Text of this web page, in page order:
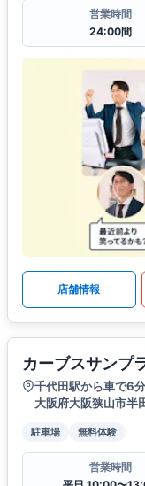
営業時間
24:00間
店舗情報
カーブスサンプ
千代田駅から車で6分
大阪府大阪狭山市
駐車場 無料体験
営業時間